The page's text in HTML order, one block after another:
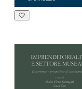
era:
è: